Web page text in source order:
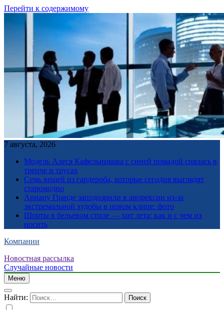
Перейти к содержимому
7 августа, 2026
Модель Алеся Кафельникова с синей помадой снялась в
тренче и трусах
Семь вещей из гардероба, которые сегодня выглядят
старомодно
Ариану Гранде заподозрили в анорексии из-за
экстремальной худобы в новом клипе: фото
Шорты в бельевом стиле — хит лета: как и с чем их
носить
Компании
Новостная рассылка
Случайные новости
Меню
Найти: